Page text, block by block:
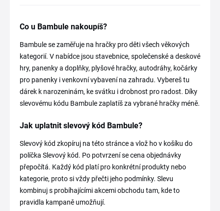
Co u Bambule nakoupíš?
Bambule se zaměřuje na hračky pro děti všech věkových
kategorií. V nabídce jsou stavebnice, společenské a deskové
hry, panenky a doplňky, plyšové hračky, autodráhy, kočárky
pro panenky i venkovní vybavení na zahradu. Vybereš tu
dárek k narozeninám, ke svátku i drobnost pro radost. Díky
slevovému kódu Bambule zaplatíš za vybrané hračky méně.
Jak uplatnit slevový kód Bambule?
Slevový kód zkopíruj na této stránce a vlož ho v košíku do
políčka Slevový kód. Po potvrzení se cena objednávky
přepočítá. Každý kód platí pro konkrétní produkty nebo
kategorie, proto si vždy přečti jeho podmínky. Slevu
kombinuj s probíhajícími akcemi obchodu tam, kde to
pravidla kampaně umožňují.